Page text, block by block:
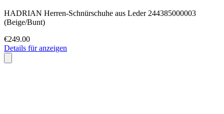
HADRIAN Herren-Schnürschuhe aus Leder 244385000003
(Beige/Bunt)
€249.00
Details für anzeigen